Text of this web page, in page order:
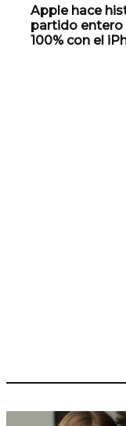
Apple hace
partido entero
100% con el